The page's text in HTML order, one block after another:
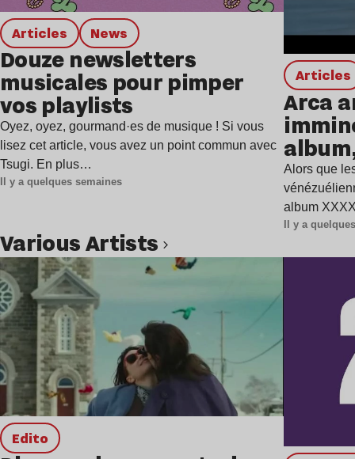
Articles news
Douze newsletters
musicales pour pimper
vos playlists
Oyez, oyez, gourmand·es de musique ! Si vous
lisez cet article, vous avez un point commun avec
Tsugi. En plus…
Il y a quelques semaines
Articles
Arca
Alors que
album
Il y a
Various Artists
Edito